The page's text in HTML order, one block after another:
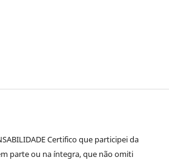
Certifico que participei da
parte ou na íntegra, que não omiti